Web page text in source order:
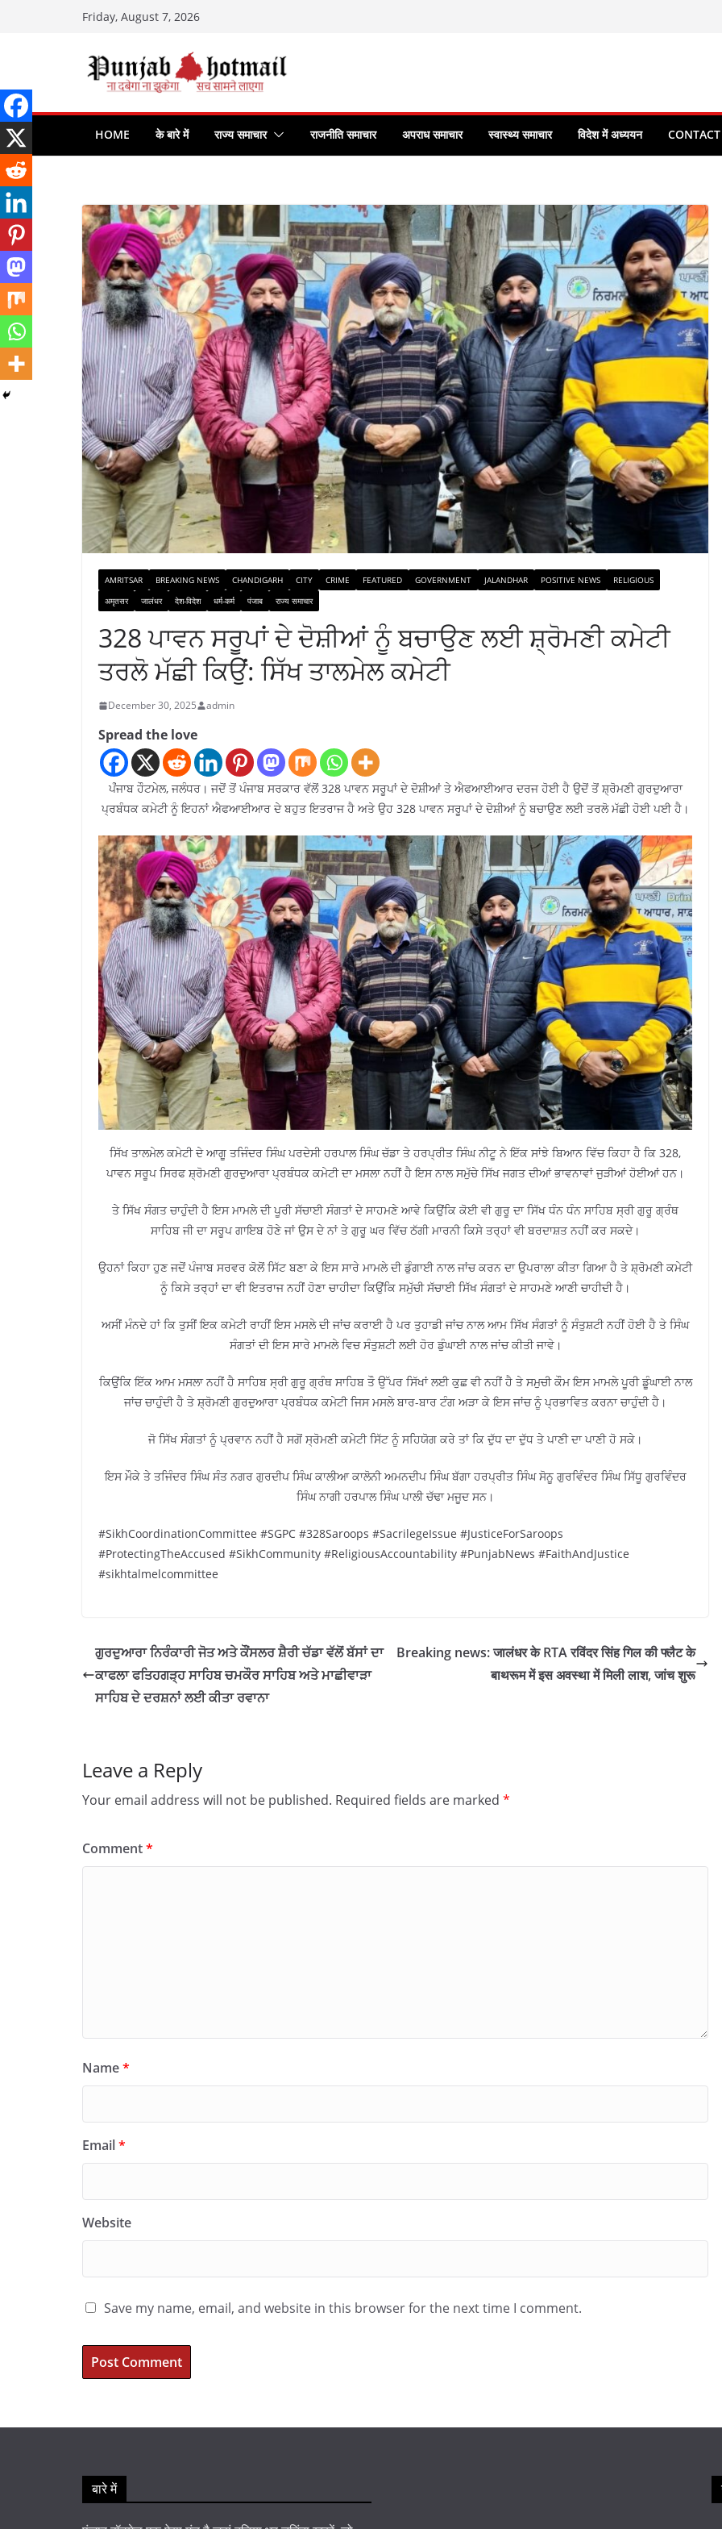
Friday, August 7, 2026
HOME के बारे में राज्य समाचार राजनीति समाचार अपराध समाचार स्वास्थ्य समाचार विदेश में अध्ययन CONTACT
AMRITSAR BREAKING NEWS CHANDIGARH CITY CRIME FEATURED GOVERNMENT JALANDHAR POSITIVE NEWS
RELIGIOUS
अमृतसर
जालंधर देश-विदेश धर्म-कर्म पंजाब राज्य समाचार
328 ਪਾਵਨ ਸਰੂਪਾਂ ਦੇ ਦੋਸ਼ੀਆਂ ਨੂੰ ਬਚਾਉਣ ਲਈ ਸ਼੍ਰੋਮਣੀ ਕਮੇਟੀ
ਤਰਲੋ ਮੱਛੀ ਕਿਉਂ: ਸਿੱਖ ਤਾਲਮੇਲ ਕਮੇਟੀ
December 30, 2025 admin
Spread the love
ਪਂੰਜਾਬ ਹੌਟਮੇਲ, ਜਲੰਧਰ। ਜਦੋਂ ਤੋਂ ਪੰਜਾਬ ਸਰਕਾਰ ਵੱਲੋਂ 328 ਪਾਵਨ ਸਰੂਪਾਂ ਦੇ ਦੋਸ਼ੀਆਂ ਤੇ ਐਫਆਈਆਰ ਦਰਜ ਹੋਈ ਹੈ ਉਦੋਂ ਤੋਂ ਸ਼੍ਰੋਮਣੀ ਗੁਰਦੁਆਰਾ
ਪ੍ਰਬੰਧਕ ਕਮੇਟੀ ਨੂੰ ਇਹਨਾਂ ਐਫਆਈਆਰ ਦੇ ਬਹੁਤ ਇਤਰਾਜ ਹੈ ਅਤੇ ਉਹ 328 ਪਾਵਨ ਸਰੂਪਾਂ ਦੇ ਦੋਸ਼ੀਆਂ ਨੂੰ ਬਚਾਉਣ ਲਈ ਤਰਲੋ ਮੱਛੀ ਹੋਈ ਪਈ ਹੈ।
ਸਿੱਖ ਤਾਲਮੇਲ ਕਮੇਟੀ ਦੇ ਆਗੂ ਤਜਿੰਦਰ ਸਿੰਘ ਪਰਦੇਸੀ ਹਰਪਾਲ ਸਿੰਘ ਚੱਡਾ ਤੇ ਹਰਪ੍ਰੀਤ ਸਿੰਘ ਨੀਟੂ ਨੇ ਇੱਕ ਸਾਂਝੇ ਬਿਆਨ ਵਿੱਚ ਕਿਹਾ ਹੈ ਕਿ 328,
ਪਾਵਨ ਸਰੂਪ ਸਿਰਫ ਸ਼੍ਰੋਮਣੀ ਗੁਰਦੁਆਰਾ ਪ੍ਰਬੰਧਕ ਕਮੇਟੀ ਦਾ ਮਸਲਾ ਨਹੀਂ ਹੈ ਇਸ ਨਾਲ ਸਮੁੱਚੇ ਸਿੱਖ ਜਗਤ ਦੀਆਂ ਭਾਵਨਾਵਾਂ ਜੁੜੀਆਂ ਹੋਈਆਂ ਹਨ।
ਤੇ ਸਿੱਖ ਸੰਗਤ ਚਾਹੁੰਦੀ ਹੈ ਇਸ ਮਾਮਲੇ ਦੀ ਪੂਰੀ ਸੱਚਾਈ ਸੰਗਤਾਂ ਦੇ ਸਾਹਮਣੇ ਆਵੇ ਕਿਉਂਕਿ ਕੋਈ ਵੀ ਗੁਰੂ ਦਾ ਸਿੱਖ ਧੰਨ ਧੰਨ ਸਾਹਿਬ ਸ੍ਰੀ ਗੁਰੂ ਗ੍ਰੰਥ
ਸਾਹਿਬ ਜੀ ਦਾ ਸਰੂਪ ਗਾਇਬ ਹੋਣੇ ਜਾਂ ਉਸ ਦੇ ਨਾਂ ਤੇ ਗੁਰੂ ਘਰ ਵਿੱਚ ਠੱਗੀ ਮਾਰਨੀ ਕਿਸੇ ਤਰ੍ਹਾਂ ਵੀ ਬਰਦਾਸ਼ਤ ਨਹੀਂ ਕਰ ਸਕਦੇ।
ਉਹਨਾਂ ਕਿਹਾ ਹੁਣ ਜਦੋਂ ਪੰਜਾਬ ਸਰਵਰ ਕੋਲੋਂ ਸਿੱਟ ਬਣਾ ਕੇ ਇਸ ਸਾਰੇ ਮਾਮਲੇ ਦੀ ਡੁੰਗਾਈ ਨਾਲ ਜਾਂਚ ਕਰਨ ਦਾ ਉਪਰਾਲਾ ਕੀਤਾ ਗਿਆ ਹੈ ਤੇ ਸ਼੍ਰੋਮਣੀ ਕਮੇਟੀ
ਨੂੰ ਕਿਸੇ ਤਰ੍ਹਾਂ ਦਾ ਵੀ ਇਤਰਾਜ ਨਹੀਂ ਹੋਣਾ ਚਾਹੀਦਾ ਕਿਉਂਕਿ ਸਮੁੱਚੀ ਸੱਚਾਈ ਸਿੱਖ ਸੰਗਤਾਂ ਦੇ ਸਾਹਮਣੇ ਆਣੀ ਚਾਹੀਦੀ ਹੈ।
ਅਸੀਂ ਮੰਨਦੇ ਹਾਂ ਕਿ ਤੁਸੀਂ ਇਕ ਕਮੇਟੀ ਰਾਹੀਂ ਇਸ ਮਸਲੇ ਦੀ ਜਾਂਚ ਕਰਾਈ ਹੈ ਪਰ ਤੁਹਾਡੀ ਜਾਂਚ ਨਾਲ ਆਮ ਸਿੱਖ ਸੰਗਤਾਂ ਨੂੰ ਸੰਤੁਸ਼ਟੀ ਨਹੀਂ ਹੋਈ ਹੈ ਤੇ ਸਿੰਘ
ਸੰਗਤਾਂ ਦੀ ਇਸ ਸਾਰੇ ਮਾਮਲੇ ਵਿਚ ਸੰਤੁਸ਼ਟੀ ਲਈ ਹੋਰ ਡੁੰਘਾਈ ਨਾਲ ਜਾਂਚ ਕੀਤੀ ਜਾਵੇ।
ਕਿਉਂਕਿ ਇੱਕ ਆਮ ਮਸਲਾ ਨਹੀਂ ਹੈ ਸਾਹਿਬ ਸ੍ਰੀ ਗੁਰੂ ਗ੍ਰੰਥ ਸਾਹਿਬ ਤੌ ਉੱਪਰ ਸਿੱਖਾਂ ਲਈ ਕੁਛ ਵੀ ਨਹੀਂ ਹੈ ਤੇ ਸਮੁਚੀ ਕੌਮ ਇਸ ਮਾਮਲੇ ਪੂਰੀ ਡੂੰਘਾਈ ਨਾਲ
ਜਾਂਚ ਚਾਹੁੰਦੀ ਹੈ ਤੇ ਸ਼੍ਰੋਮਣੀ ਗੁਰਦੁਆਰਾ ਪ੍ਰਬੰਧਕ ਕਮੇਟੀ ਜਿਸ ਮਸਲੇ ਬਾਰ-ਬਾਰ ਟੰਗ ਅੜਾ ਕੇ ਇਸ ਜਾਂਚ ਨੂੰ ਪ੍ਰਭਾਵਿਤ ਕਰਨਾ ਚਾਹੁੰਦੀ ਹੈ।
ਜੋ ਸਿੱਖ ਸੰਗਤਾਂ ਨੂੰ ਪ੍ਰਵਾਨ ਨਹੀਂ ਹੈ ਸਗੋਂ ਸ੍ਰੋਮਣੀ ਕਮੇਟੀ ਸਿੱਟ ਨੂੰ ਸਹਿਯੋਗ ਕਰੇ ਤਾਂ ਕਿ ਦੁੱਧ ਦਾ ਦੁੱਧ ਤੇ ਪਾਣੀ ਦਾ ਪਾਣੀ ਹੋ ਸਕੇ।
ਇਸ ਮੌਕੇ ਤੇ ਤਜਿੰਦਰ ਸਿੰਘ ਸੰਤ ਨਗਰ ਗੁਰਦੀਪ ਸਿੰਘ ਕਾਲੀਆ ਕਾਲੋਨੀ ਅਮਨਦੀਪ ਸਿੰਘ ਬੱਗਾ ਹਰਪ੍ਰੀਤ ਸਿੰਘ ਸੋਨੂ ਗੁਰਵਿੰਦਰ ਸਿੰਘ ਸਿੱਧੂ ਗੁਰਵਿੰਦਰ
ਸਿੰਘ ਨਾਗੀ ਹਰਪਾਲ ਸਿੰਘ ਪਾਲੀ ਚੱਢਾ ਮਜੂਦ ਸਨ।
#SikhCoordinationCommittee #SGPC #328Saroops #SacrilegeIssue #JusticeForSaroops
#ProtectingTheAccused #SikhCommunity #ReligiousAccountability #PunjabNews #FaithAndJustice
#sikhtalmelcommittee
ਗੁਰਦੁਆਰਾ ਨਿਰੰਕਾਰੀ ਜੋਤ ਅਤੇ ਕੌਂਸਲਰ ਸ਼ੈਰੀ ਚੱਡਾ ਵੱਲੋਂ ਬੱਸਾਂ ਦਾ
ਕਾਫਲਾ ਫਤਿਹਗੜ੍ਹ ਸਾਹਿਬ ਚਮਕੌਰ ਸਾਹਿਬ ਅਤੇ ਮਾਛੀਵਾੜਾ
ਸਾਹਿਬ ਦੇ ਦਰਸ਼ਨਾਂ ਲਈ ਕੀਤਾ ਰਵਾਨਾ
Breaking news: जालंधर के RTA रविंदर सिंह गिल की फ्लैट के
बाथरूम में इस अवस्था में मिली लाश, जांच शुरू
Leave a Reply
Your email address will not be published. Required fields are marked *
Comment*
Name*
Email*
Website
Save my name, email, and website in this browser for the next time I comment.
बारे में